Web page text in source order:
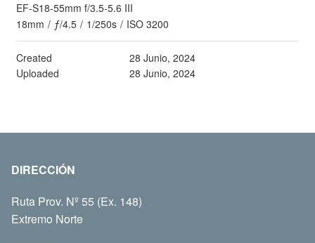
EF-S18-55mm f/3.5-5.6 III
18mm / ƒ/4.5 / 1/250s / ISO 3200
Created
28 Junio, 2024
Uploaded
28 Junio, 2024
DIRECCIÓN
Ruta Prov. Nº 55 (Ex. 148)
Extremo Norte